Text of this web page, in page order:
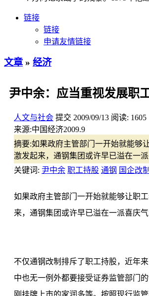
链接
链接
申请友情链接
文章 » 经济
尹中余：应当重视发展职
人文与社会 提交 2009/09/13 阅读: 1605
来源:中国经济2009.9
摘要:如果政府主管部门一开始就能够
激发起来，通钢集团或许早已溢在一派
关键词: 尹中余 职工持股 通钢 国企改制
如果政府主管部门一开始就能够让职
来，通钢集团或许早已溢在一派喜庆气
不仅通钢改制排斥了职工持股，近年
中也无一例外都要接受证券监管部门